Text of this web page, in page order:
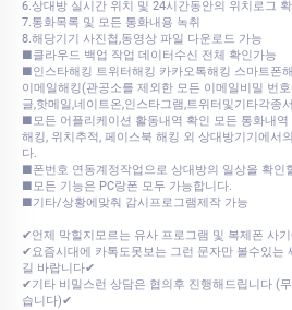
6.상대방 실시간 위치 및 24시간동안의 위치로그
7.통화목록 및 모든 통화내용 녹취
8.해당기기 사진첩,동영상 파일 다운로드 가능
■클라우드 백업 작업 데이터수신 전체 확인가능
■인스타해킹 트위터해킹 카카오톡해킹 스마트폰
이메일해킹(관공소를 제외한 모든 이메일비밀 번
글,핫메일,네이트온,인스타그램,트위터및기타각종
■모든 어플리케이션 활동내역 확인 모든 통화내역
해킹, 위치추적, 페이스북 해킹 외 상대방기기에서
다.
■폰번호 연동계정작업으로 상대방의 일상을 확인
■모든 기능은 PC랑폰 모두 가능합니다.
■기타/상황에맞춰 감시프로그램제작 가능
✔언제 막힐지모르는 유사 프로그램 및 복제폰 사
✔요즘시대에 카톡도못보는 그런 문자만 볼수있는
길 바랍니다✔
✔기타 비밀스런 상담은 협의후 진행해드립니다 (
습니다)✔